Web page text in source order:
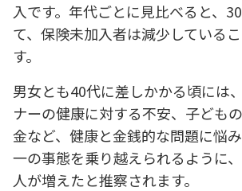
入です。年代ごとに見比べると、
て、保険未加入者は減少している
す。
男女とも40代に差しかかる頃には
ナーの健康に対する不安、子ども
金など、健康と金銭的な問題に悩
一の事態を乗り越えられるように
人が増えたと推察されます。